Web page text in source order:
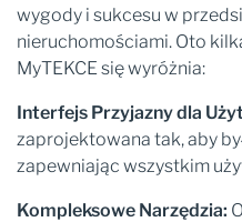
wygody i sukcesu w
nieruchomościami. Oto
MyTEKCE się wyróżnia:
Interfejs Przyjazny dla
zaprojektowana tak, aby
zapewniając wszystkim
Kompleksowe Narzędzia: